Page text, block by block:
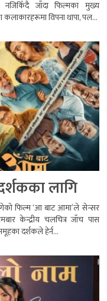
नजिकिँदै जाँदा फिल्मका मुख्य
विपना थापा, पल...
लागि
फिल्म ‘आ बाट आमा’ले सेन्सर
केन्द्रीय चलचित्र जाँच पास
दर्शकले हेर्न...